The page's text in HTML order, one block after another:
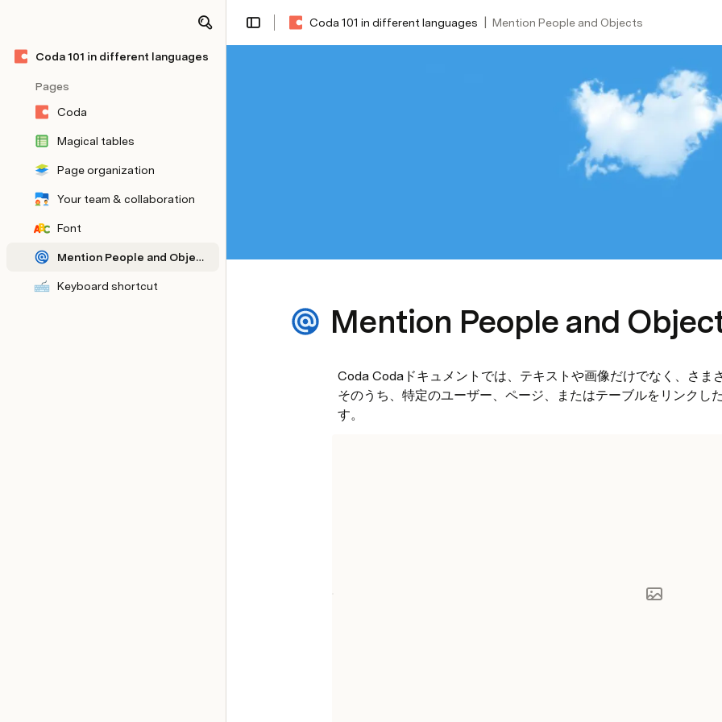
Coda 101 in different languages
Pages
Coda
Magical tables
Page organization
Your team & collaboration
Font
Mention People and Objects
Keyboard shortcut
Coda 101 in different languages Mention People and Objects
Share Explore
Mention People and
Coda Codaドキュメントでは、テキストや画像だけでなく、さま
そのうち、特定のユーザー、ページ、またはテーブルをリンクし
す。